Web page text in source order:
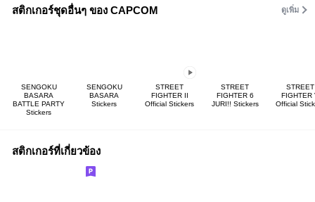
สติกเกอร์ชุดอื่นๆ ของ CAPCOM ดูเพิ่ม
SENGOKU
BASARA
BATTLE PARTY
Stickers
SENGOKU
BASARA
Stickers
STREET
FIGHTER II
Official Stickers
STREET
FIGHTER 6
JURI!! Stickers
STREET
FIGHTER
Official
สติกเกอร์ที่เกี่ยวข้อง